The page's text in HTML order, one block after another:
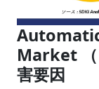
Market （
害要因